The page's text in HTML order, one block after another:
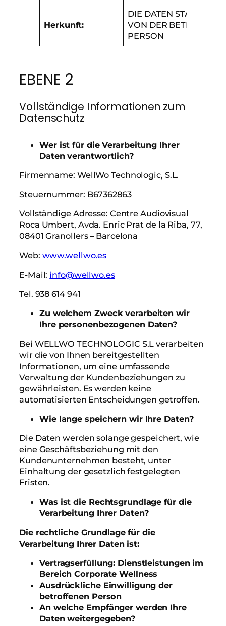
Herkunft:
DIE DATEN STAMMEN
VON DER
PERSON
EBENE 2
Vollständige Informationen zum
Datenschutz
Wer ist für die Verarbeitung Ihrer
Daten verantwortlich?
Firmenname: WellWo Technologic, S.L.
Steuernummer: B67362863
Vollständige Adresse: Centre Audiovisual
Roca Umbert, Avda. Enric Prat de la Riba, 77,
08401 Granollers – Barcelona
Web: www.wellwo.es
E-Mail: info@wellwo.es
Tel. 938 614 941
Zu welchem Zweck verarbeiten wir
Ihre personenbezogenen Daten?
Bei WELLWO TECHNOLOGIC S.L verarbeiten
wir die von Ihnen bereitgestellten
Informationen, um eine umfassende
Verwaltung der Kundenbeziehungen zu
gewährleisten. Es werden keine
automatisierten Entscheidungen getroffen.
Wie lange speichern wir Ihre Daten?
Die Daten werden solange gespeichert, wie
eine Geschäftsbeziehung mit den
Kundenunternehmen besteht, unter
Einhaltung der gesetzlich festgelegten
Fristen.
Was ist die Rechtsgrundlage für die
Verarbeitung Ihrer Daten?
Die rechtliche Grundlage für die
Verarbeitung Ihrer Daten ist:
Vertragserfüllung: Dienstleistungen im
Bereich Corporate Wellness
Ausdrückliche Einwilligung der
betroffenen Person
An welche Empfänger werden Ihre
Daten weitergegeben?